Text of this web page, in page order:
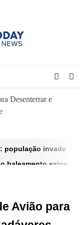
Desenterrar e
população invade
baleamento exige
Nampula e Niassa
Avião para